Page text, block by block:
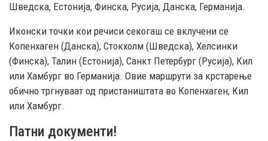
Шведска, Естонија, Финска, Русија, Данска, Германија.
Иконски точки кои речиси секогаш се вклучени се
Копенхаген (Данска), Стокхолм (Шведска), Хелсинки
(Финска), Талин (Естонија), Санкт Петербург (Русија), Кил
или Хамбург во Германија. Овие маршрути за крстарење
обично тргнуваат од пристаништата во Копенхаген, Кил
или Хамбург.
Патни документи!